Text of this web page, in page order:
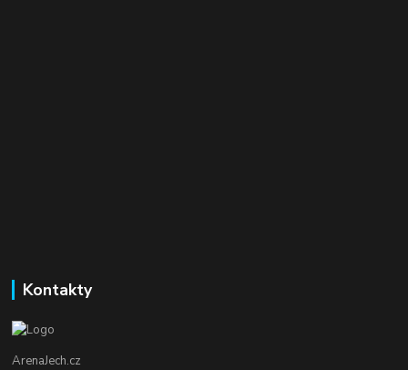
Kontakty
ArenaJech.cz